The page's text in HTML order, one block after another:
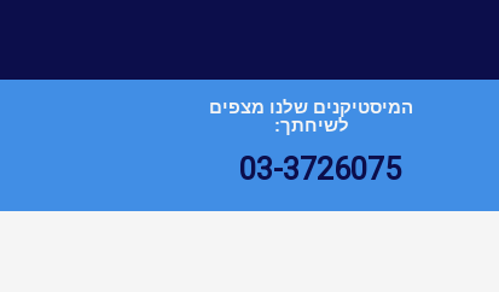
המיסטיקנים שלנו מצפים
לשיחתך:
03-3726075